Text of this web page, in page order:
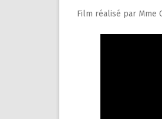
Film réalisé par Mme